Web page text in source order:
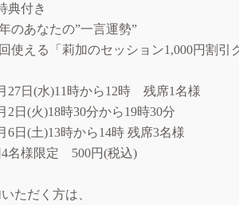
典付き
のあなたの”一言運勢”
使える「莉加のセッション1,000円割引
27日(水)11時から12時 残席1名様
日(火)18時30分から19時30分
6日(土)13時から14時 残席3名様
名様限定 500円(税込)
ただく方は、